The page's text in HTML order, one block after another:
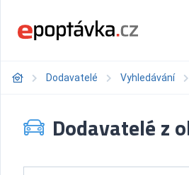
Dodavatelé Vyhledávání
Dodavatelé z